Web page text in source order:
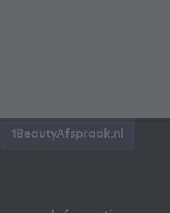
1BeautyAfspraak.nl